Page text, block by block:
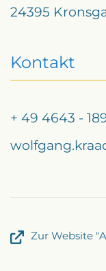
24395
Kontakt
+ 49 4643 -
Zur Website